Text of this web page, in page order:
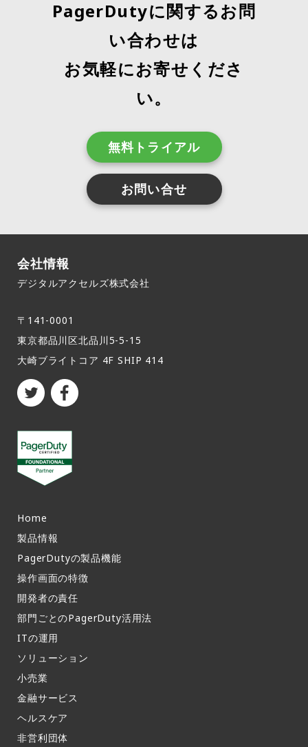
PagerDutyに関するお問
い合わせは
お気軽にお寄せくださ
い。
無料トライアル
お問い合せ
会社情報
デジタルアクセルズ株式会社
〒141-0001
東京都品川区北品川5-5-15​
大崎ブライトコア 4F SHIP 414
Home
製品情報​
PagerDutyの製品機能​
操作画面の特徴​
開発者の責任
部門ごとのPagerDuty活用法​
ITの運用​
ソリューション
小売業
金融サービス
ヘルスケア
非営利団体